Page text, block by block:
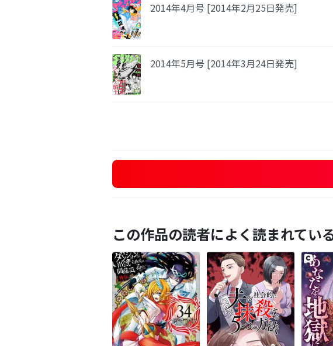
2014年4月号 [2014年2月25日発売]
2014年5月号 [2014年3月24日発売]
この作品の読者によく読まれてい